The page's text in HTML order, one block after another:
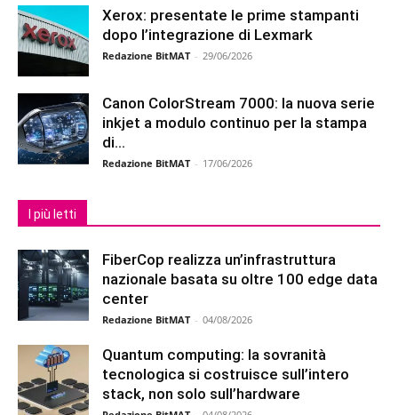
Xerox: presentate le prime stampanti
dopo l’integrazione di Lexmark
Redazione BitMAT - 29/06/2026
Canon ColorStream 7000: la nuova serie
inkjet a modulo continuo per la stampa
di...
Redazione BitMAT - 17/06/2026
I più letti
FiberCop realizza un’infrastruttura
nazionale basata su oltre 100 edge data
center
Redazione BitMAT - 04/08/2026
Quantum computing: la sovranità
tecnologica si costruisce sull’intero
stack, non solo sull’hardware